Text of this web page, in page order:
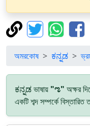
অমরকোষ ಕನ್ನಡ
ಕನ್ನಡ ভাষায় "ಌ" অক্ষর
একটি শব্দ সম্পর্কে